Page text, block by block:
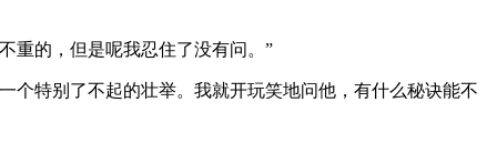
重的，但是呢我忍住了没有问。”
个特别了不起的壮举。我就开玩笑地问他，有什么秘诀能不